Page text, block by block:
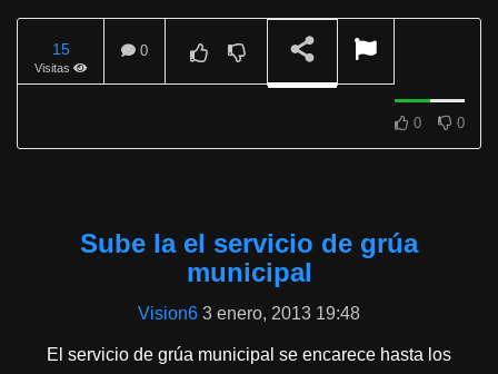
15
Visitas
0
0 0
Sube la el servicio de grúa
municipal
Vision6 3 enero, 2013 19:48
El servicio de grúa municipal se encarece hasta los